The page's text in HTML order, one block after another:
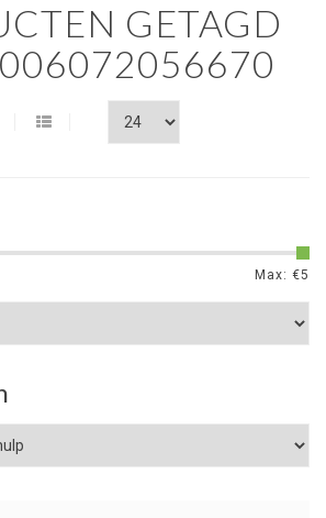
GETAGD
Max: €5